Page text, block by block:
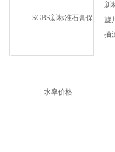
新
旋
抽